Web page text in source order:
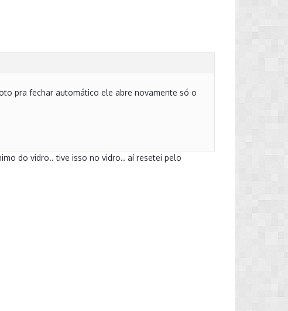
pra fechar automático ele abre novamente só o
do vidro.. tive isso no vidro.. aí resetei pelo